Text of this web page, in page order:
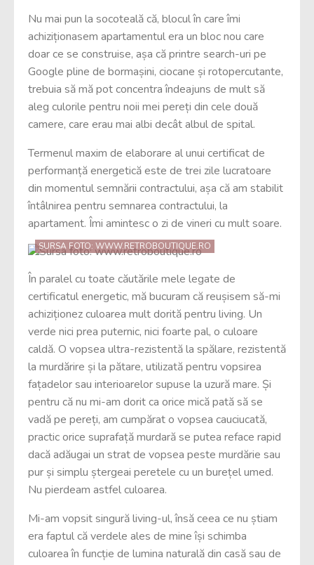
Nu mai pun la socoteală că, blocul în care îmi
achiziționasem apartamentul era un bloc nou care
doar ce se construise, așa că printre search-uri pe
Google pline de bormașini, ciocane și rotopercutante,
trebuia să mă pot concentra îndeajuns de mult să
aleg culorile pentru noii mei pereți din cele două
camere, care erau mai albi decât albul de spital.
Termenul maxim de elaborare al unui certificat de
performanță energetică este de trei zile lucratoare
din momentul semnării contractului, așa că am stabilit
întâlnirea pentru semnarea contractului, la
apartament. Îmi amintesc o zi de vineri cu mult soare.
SURSA FOTO: WWW.RETROBOUTIQUE.RO
În paralel cu toate căutările mele legate de
certificatul energetic, mă bucuram că reușisem să-mi
achiziționez culoarea mult dorită pentru living. Un
verde nici prea puternic, nici foarte pal, o culoare
caldă. O vopsea ultra-rezistentă la spălare, rezistentă
la murdărire și la pătare, utilizată pentru vopsirea
fațadelor sau interioarelor supuse la uzură mare. Și
pentru că nu mi-am dorit ca orice mică pată să se
vadă pe pereți, am cumpărat o vopsea cauciucată,
practic orice suprafață murdară se putea reface rapid
dacă adăugai un strat de vopsea peste murdărie sau
pur și simplu ștergeai peretele cu un burețel umed.
Nu pierdeam astfel culoarea.
Mi-am vopsit singură living-ul, însă ceea ce nu știam
era faptul că verdele ales de mine își schimba
culoarea în funcție de lumina naturală din casă sau de